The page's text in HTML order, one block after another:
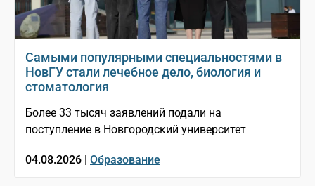
Самыми популярными специальностями в
НовГУ стали лечебное дело, биология и
стоматология
Более 33 тысяч заявлений подали на
поступление в Новгородский университет
04.08.2026 | Образование